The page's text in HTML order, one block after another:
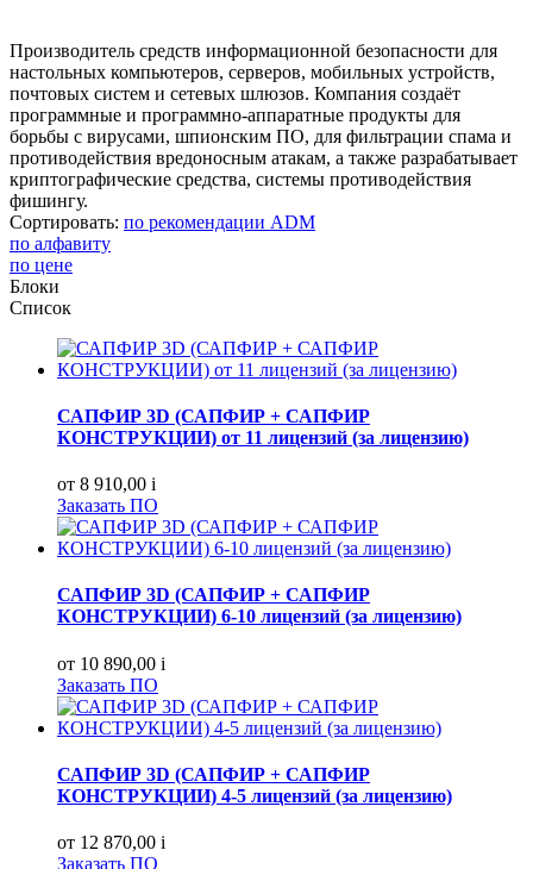
Производитель средств информационной безопасности для
настольных компьютеров, серверов, мобильных устройств,
почтовых систем и сетевых шлюзов. Компания создаёт
программные и программно-аппаратные продукты для
борьбы с вирусами, шпионским ПО, для фильтрации спама и
противодействия вредоносным атакам, а также разрабатывает
криптографические средства, системы противодействия
фишингу.
Сортировать: по рекомендации ADM
по алфавиту
по цене
Блоки
Список
САПФИР 3D (САПФИР + САПФИР
КОНСТРУКЦИИ) от 11 лицензий (за лицензию)
от 8 910,00 i
Заказать ПО
САПФИР 3D (САПФИР + САПФИР
КОНСТРУКЦИИ) 6-10 лицензий (за лицензию)
от 10 890,00 i
Заказать ПО
САПФИР 3D (САПФИР + САПФИР
КОНСТРУКЦИИ) 4-5 лицензий (за лицензию)
от 12 870,00 i
Заказать ПО